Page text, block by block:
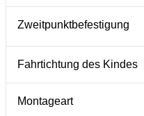
Zweitpunktbefestigung
Fahrtichtung des Kindes
Montageart